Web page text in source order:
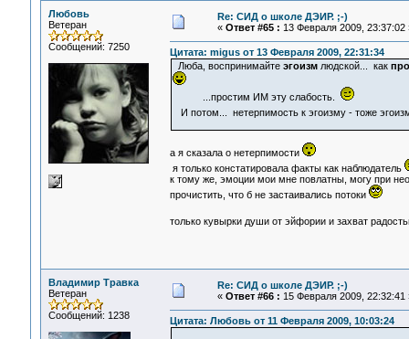
Любовь
Ветеран
Сообщений: 7250
Re: СИД о школе ДЭИР. ;-)
« Ответ #65 : 13 Февраля 2009, 23:37:02
Цитата: migus от 13 Февраля 2009, 22:31:34
Люба, воспринимайте эгоизмлюдской... как
...простим ИМ эту слабость.
И потом... нетерпимость к эгоизму - тоже
а я сказала о нетерпимости
я только констатировала факты как наблюдатель
к тому же, эмоции мои мне повлатны, могу при
прочистить, что б не застаивались потоки
только кувырки души от эйфории и захват
Владимир Травка
Ветеран
Сообщений: 1238
Re: СИД о школе ДЭИР. ;-)
« Ответ #66 : 15 Февраля 2009, 22:32:41
Цитата: Любовь от 11 Февраля 2009, 10:03:24